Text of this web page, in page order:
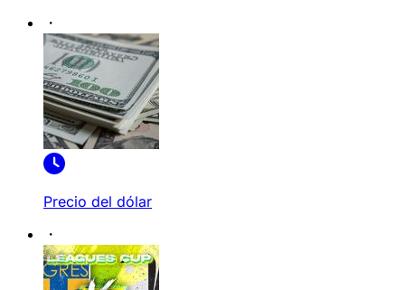
Precio del dólar